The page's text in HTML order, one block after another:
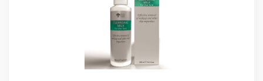
NL FR DE BG